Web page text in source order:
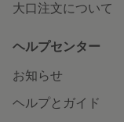
大口注文について
ヘルプセンター
お知らせ
ヘルプとガイド